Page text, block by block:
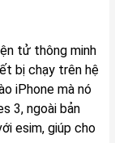
tử thông minh
bị chạy trên hệ
iPhone mà nó
3, ngoài bản
esim, giúp cho